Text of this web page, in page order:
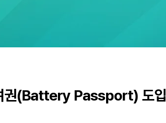
권(Battery Passport) 도입